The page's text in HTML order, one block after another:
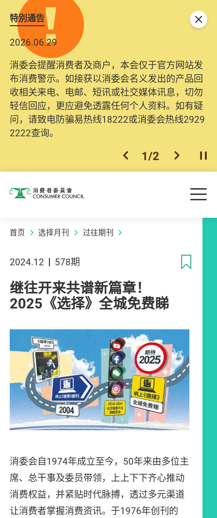
特別通告
2026.06.29
消委会提醒消费者及商户，本会仅于官方网站发
布消费警示。如接获以消委会名义发出的产品回
收相关来电、电邮、短讯或社交媒体讯息，切勿
轻信回应，更应避免透露任何个人资料。如有疑
问，请致电防骗易热线18222或消委会热线2929
2222查询。
上一个
1/2 下一个开
关闭
消费者委员会 目
首页 选择月刊 过往期刊
2024.12 578期
继往开来共谱新篇章！
2025《选择》全城免费睇
消委会自1974年成立至今，50年来由多位主
席、总干事及委员带领，上上下下齐心推动
消费权益，并紧贴时代脉搏，透过多元渠道
让消费者掌握消费资讯。于1976年创刊的